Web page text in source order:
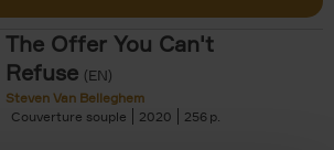
The Offer You Can't
Refuse (EN)
Steven Van Belleghem
Couverture souple
2020 256